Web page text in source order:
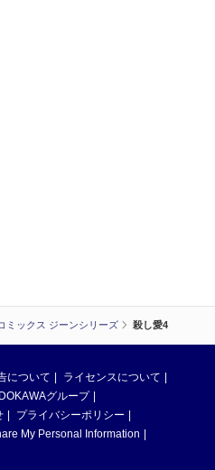
ミックス ジーンシリーズ 殺し愛4
について
ライセンスについて
グループ
プライバシーポリシー
My Personal Information